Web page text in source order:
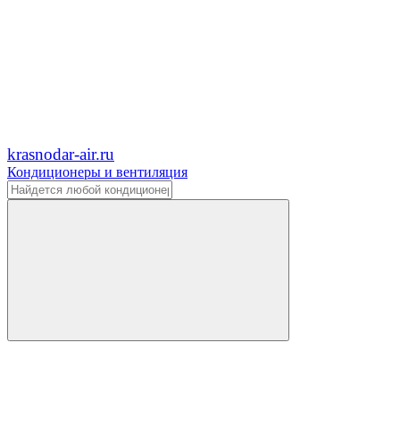
krasnodar-air.ru
Кондиционеры и вентиляция